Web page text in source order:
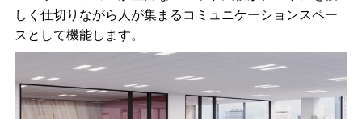
しく仕切りながら人が集まるコミュニケーションスペー
スとして機能します。